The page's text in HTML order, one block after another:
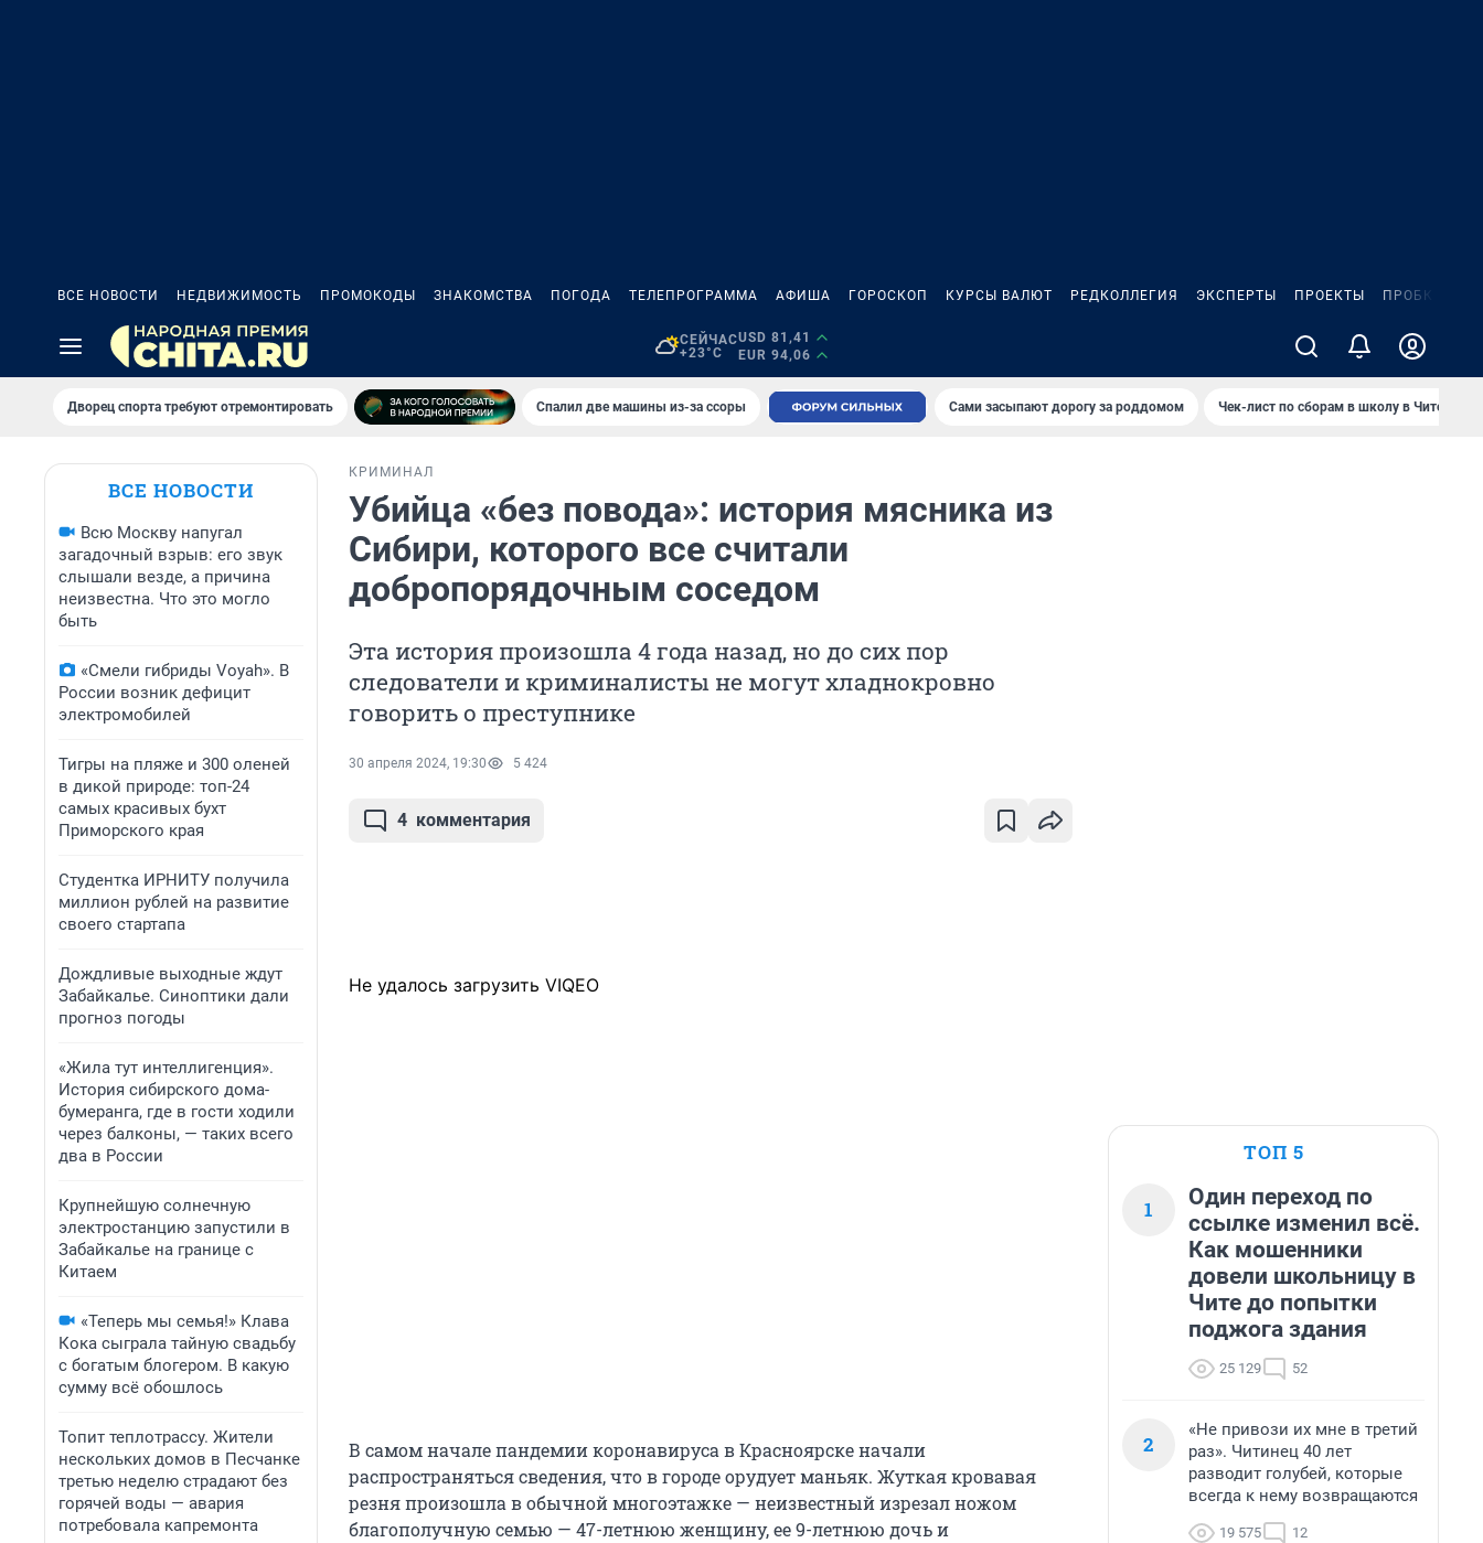
ВСЕ НОВОСТИ НЕДВИЖИМОСТЬ ПРОМОКОДЫ ЗНАКОМСТВА ПОГОДА ТЕЛЕПРОГРАММА АФИША ГОРОСКОП КУРСЫ ВАЛЮТ РЕДКОЛЛЕГИЯ ЭКСПЕРТЫ ПРОЕКТЫ ПРОБКИ
СЕЙЧАС
+23°C
USD 81,41
EUR 94,06
Дворец спорта требуют отремонтировать Спалил две машины из-за ссоры Сами засыпают дорогу за роддомом Чек-лист по сборам в школу в Чите
ВСЕ НОВОСТИ
Всю Москву напугал
загадочный взрыв: его звук
слышали везде, а причина
неизвестна. Что это могло
быть
«Смели гибриды Voyah». В
России возник дефицит
электромобилей
Тигры на пляже и 300 оленей
в дикой природе: топ-24
самых красивых бухт
Приморского края
Студентка ИРНИТУ получила
миллион рублей на развитие
своего стартапа
Дождливые выходные ждут
Забайкалье. Синоптики дали
прогноз погоды
«Жила тут интеллигенция».
История сибирского дома-
бумеранга, где в гости ходили
через балконы, — таких всего
два в России
Крупнейшую солнечную
электростанцию запустили в
Забайкалье на границе с
Китаем
«Теперь мы семья!» Клава
Кока сыграла тайную свадьбу
с богатым блогером. В какую
сумму всё обошлось
Топит теплотрассу. Жители
нескольких домов в Песчанке
третью неделю страдают без
горячей воды — авария
потребовала капремонта
КРИМИНАЛ
Убийца «без повода»: история мясника из
Сибири, которого все считали
добропорядочным соседом
Эта история произошла 4 года назад, но до сих пор
следователи и криминалисты не могут хладнокровно
говорить о преступнике
30 апреля 2024, 19:30 5 424
4 комментария
Не удалось загрузить VIQEO
В самом начале пандемии коронавируса в Красноярске начали
распространяться сведения, что в городе орудует маньяк. Жуткая кровавая
резня произошла в обычной многоэтажке — неизвестный изрезал ножом
благополучную семью — 47-летнюю женщину, ее 9-летнюю дочь и
ТОП 5
1
Один переход по
ссылке изменил всё.
Как мошенники
довели школьницу в
Чите до попытки
поджога здания
25 129 52
2
«Не привози их мне в третий
раз». Читинец 40 лет
разводит голубей, которые
всегда к нему возвращаются
19 575 12